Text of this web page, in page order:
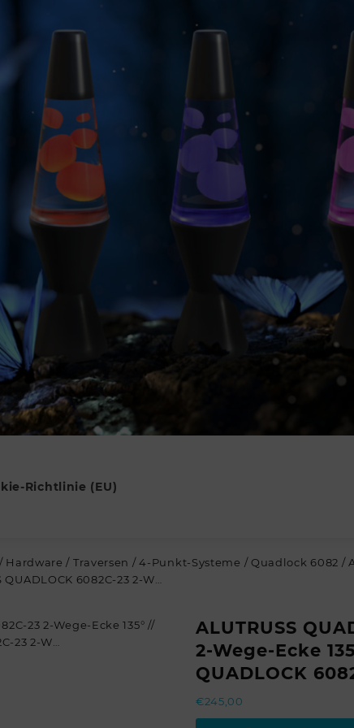
Richtlinie (EU)
/ Hardware / Traversen /4-Punkt-Systeme / Quadlock 6082 /
6082C-23 2-W…
ALUTRUSS
2-Wege-Ecke
QUADLOCK
€245,00